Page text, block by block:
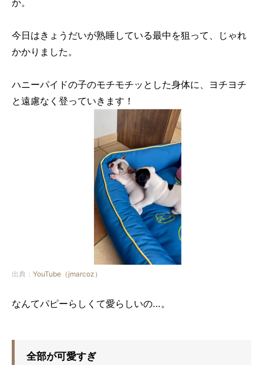
か。
今日はきょうだいが熟睡している最中を狙って、じゃれ
かかりました。
ハニーパイドの子のモチモチッとした身体に、ヨチヨチ
と遠慮なく登っていきます！
出典： YouTube（jmarcoz）
なんてパピーらしくて愛らしいの…。
全部が可愛すぎ